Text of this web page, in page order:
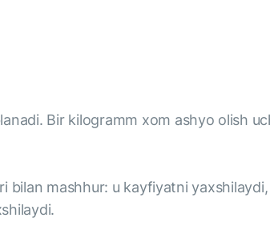
Bir kilogramm xom ashyo olish
mashhur: u kayfiyatni